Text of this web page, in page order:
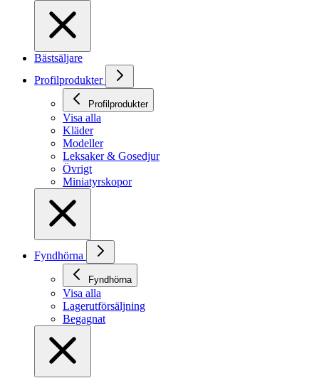
Bästsäljare
Profilprodukter
Profilprodukter
Visa alla
Kläder
Modeller
Leksaker & Gosedjur
Övrigt
Miniatyrskopor
Fyndhörna
Fyndhörna
Visa alla
Lagerutförsäljning
Begagnat